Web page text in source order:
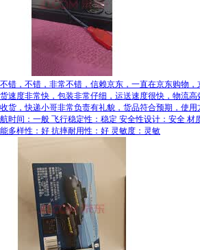
不错，不错，非常不错，信赖京东，一直在京东购物
货速度非常快，包装非常仔细，运送速度很快，物流
收货，快递小哥非常负责有礼貌，货品符合预期，使
航时间：一般 飞行稳定性：稳定 安全性设计：安全 材
能多样性：好 抗摔耐用性：好 灵敏度：灵敏